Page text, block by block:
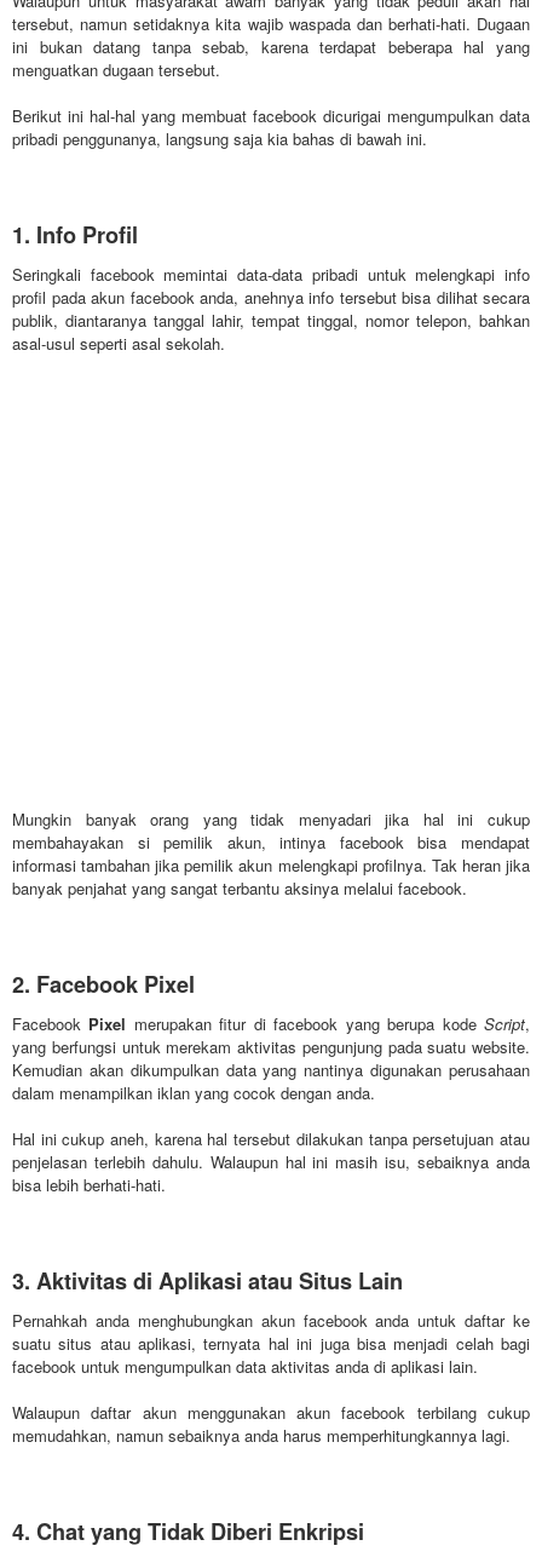
tersebut, namun setidaknya kita wajib waspada dan berhati-hati. Dugaan
ini bukan datang tanpa sebab, karena terdapat beberapa hal yang
menguatkan dugaan tersebut.
Berikut ini hal-hal yang membuat facebook dicurigai mengumpulkan data
pribadi penggunanya, langsung saja kia bahas di bawah ini.
1. Info Profil
Seringkali facebook memintai data-data pribadi untuk melengkapi info
profil pada akun facebook anda, anehnya info tersebut bisa dilihat secara
publik, diantaranya tanggal lahir, tempat tinggal, nomor telepon, bahkan
asal-usul seperti asal sekolah.
Mungkin banyak orang yang tidak menyadari jika hal ini cukup
membahayakan si pemilik akun, intinya facebook bisa mendapat
informasi tambahan jika pemilik akun melengkapi profilnya. Tak heran jika
banyak penjahat yang sangat terbantu aksinya melalui facebook.
2. Facebook Pixel
Facebook Pixel merupakan fitur di facebook yang berupa kodeScript,
yang berfungsi untuk merekam aktivitas pengunjung pada suatu website.
Kemudian akan dikumpulkan data yang nantinya digunakan perusahaan
dalam menampilkan iklan yang cocok dengan anda.
Hal ini cukup aneh, karena hal tersebut dilakukan tanpa persetujuan atau
penjelasan terlebih dahulu. Walaupun hal ini masih isu, sebaiknya anda
bisa lebih berhati-hati.
3. Aktivitas di Aplikasi atau Situs Lain
Pernahkah anda menghubungkan akun facebook anda untuk daftar ke
suatu situs atau aplikasi, ternyata hal ini juga bisa menjadi celah bagi
facebook untuk mengumpulkan data aktivitas anda di aplikasi lain.
Walaupun daftar akun menggunakan akun facebook terbilang cukup
memudahkan, namun sebaiknya anda harus memperhitungkannya lagi.
4. Chat yang Tidak Diberi Enkripsi